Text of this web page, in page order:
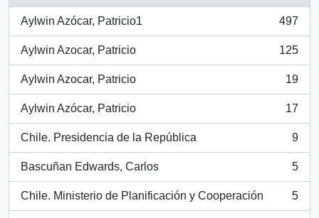
Aylwin Azócar, Patricio1
, 497 resultados
497
Aylwin Azocar, Patricio
, 125 resultados
125
Aylwin Azocar, Patricio
, 19 resultados
19
Aylwin Azócar, Patricio
, 17 resultados
17
Chile. Presidencia de la República
, 9 resultados
9
Bascuñan Edwards, Carlos
, 5 resultados
5
Chile. Ministerio de Planificación y Cooperación
, 5 resultados
5